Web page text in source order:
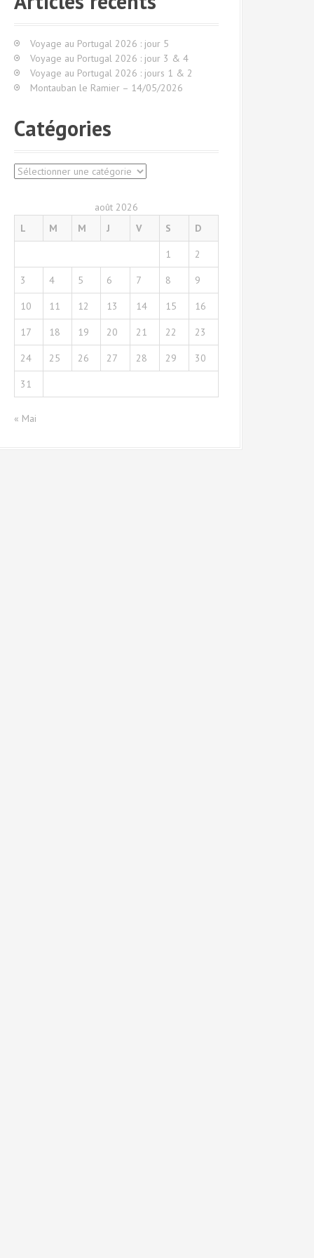
r
e
p
o
u
Voyage au Portugal 2026 : jour 5
Voyage au Portugal 2026 : jour 3 & 4
Voyage au Portugal 2026 : jours 1 & 2
Montauban le Ramier – 14/05/2026
Catégories
C
é
o
août 2026
L
M M J V S D
1 2
3 4 5 6 7 8 9
10 11 12 13 14 15 16
17 18 19 20 21 22 23
24 25 26 27 28 29 30
31
« Mai